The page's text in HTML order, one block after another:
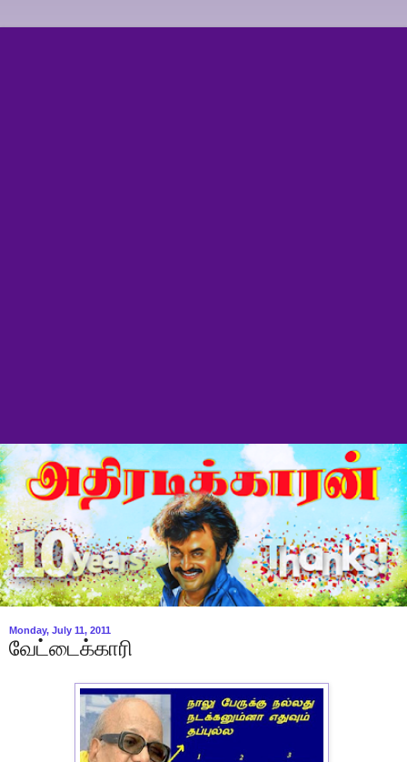
Monday, July 11, 2011
வேட்டைக்காரி